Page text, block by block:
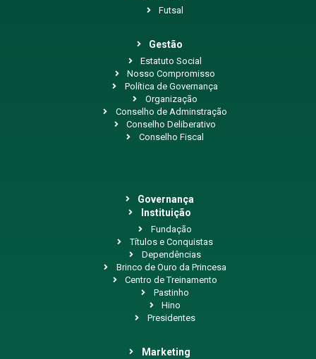
Futsal
Gestão
Estatuto Social
Nosso Compromisso
Política de Governança
Organização
Conselho de Adminstração
Conselho Deliberativo
Conselho Fiscal
Governança
Instituição
Fundação
Títulos e Conquistas
Dependências
Brinco de Ouro da Princesa
Centro de Treinamento
Pastinho
Hino
Presidentes
Marketing